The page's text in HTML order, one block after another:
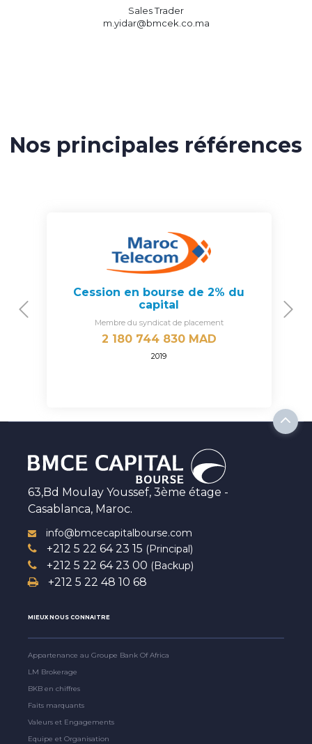
Sales Trader
m.yidar@bmcek.co.ma
Nos principales références
Cession en bourse de 2% du
capital
Membre du syndicat de placement
2 180 744 830 MAD
2019
Previous
63,Bd Moulay Youssef, 3ème étage -
Casablanca, Maroc.
info@bmcecapitalbourse.com
+212 5 22 64 23 15 (Principal)
+212 5 22 64 23 00 (Backup)
+212 5 22 48 10 68
MIEUX NOUS CONNAITRE
Appartenance au Groupe Bank Of Africa
LM Brokerage
BKB en chiffres
Faits marquants
Valeurs et Engagements
Equipe et Organisation